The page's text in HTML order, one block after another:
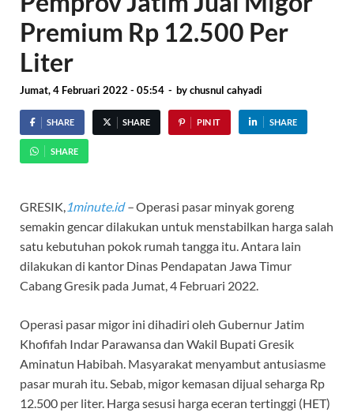
Premium Rp 12.500 Per
Liter
Jumat, 4 Februari 2022 - 05:54 - bychusnul cahyadi
SHARE SHARE PIN IT SHARE
SHARE
GRESIK, 1minute.id–Operasi pasar minyak goreng
semakin gencar dilakukan untuk menstabilkan harga salah
satu kebutuhan pokok rumah tangga itu. Antara lain
dilakukan di kantor Dinas Pendapatan Jawa Timur
Cabang Gresik pada Jumat, 4 Februari 2022.
Operasi pasar migor ini dihadiri oleh Gubernur Jatim
Khofifah Indar Parawansa dan Wakil Bupati Gresik
Aminatun Habibah. Masyarakat menyambut antusiasme
pasar murah itu. Sebab, migor kemasan dijual seharga Rp
12.500 per liter. Harga sesusi harga eceran tertinggi (HET)